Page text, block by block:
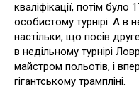
кваліфікації, потім
особистому турнірі. А в
настільки, що посів
в недільному турнірі
майстром польотів, і
гігантському трампліні.